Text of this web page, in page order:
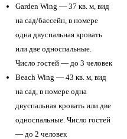
Garden Wing — 37 кв. м, вид
на сад/бассейн, в номере
одна двуспальная кровать
или две односпальные.
Число гостей — до 3 человек
Beach Wing — 43 кв. м, вид
на сад, в номере одна
двуспальная кровать или две
односпальные. Число гостей
— до 2 человек